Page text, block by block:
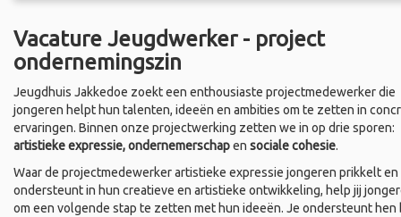
Vacature Jeugdwerker - project
ondernemingszin
Jeugdhuis Jakkedoe zoekt een enthousiaste projectmedewerker die
jongeren helpt hun talenten, ideeën en ambities om te zetten in
ervaringen. Binnen onze projectwerking zetten we in op drie sporen:
artistieke expressie, ondernemerschapen sociale cohesie.
Waar de projectmedewerker artistieke expressie jongeren prikkelt en
ondersteunt in hun creatieve en artistieke ontwikkeling, help jij
om een volgende stap te zetten met hun ideeën. Je ondersteunt hen